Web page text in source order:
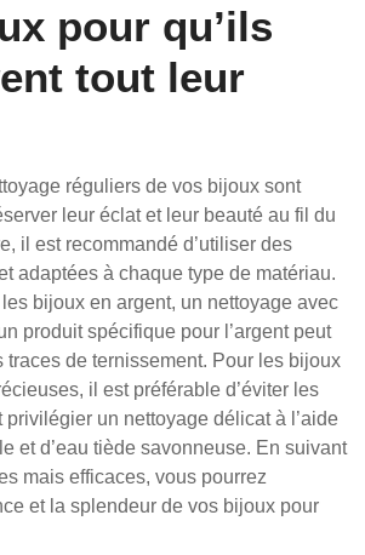
pour qu’ils
tout leur
réguliers de vos bijoux sont
leur éclat et leur beauté au fil du
il est recommandé d’utiliser des
adaptées à chaque type de matériau.
bijoux en argent, un nettoyage avec
produit spécifique pour l’argent peut
traces de ternissement. Pour les bijoux
il est préférable d’éviter les
privilégier un nettoyage délicat à l’aide
et d’eau tiède savonneuse. En suivant
mais efficaces, vous pourrez
et la splendeur de vos bijoux pour